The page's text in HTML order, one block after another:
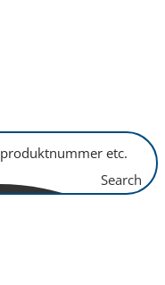
Search